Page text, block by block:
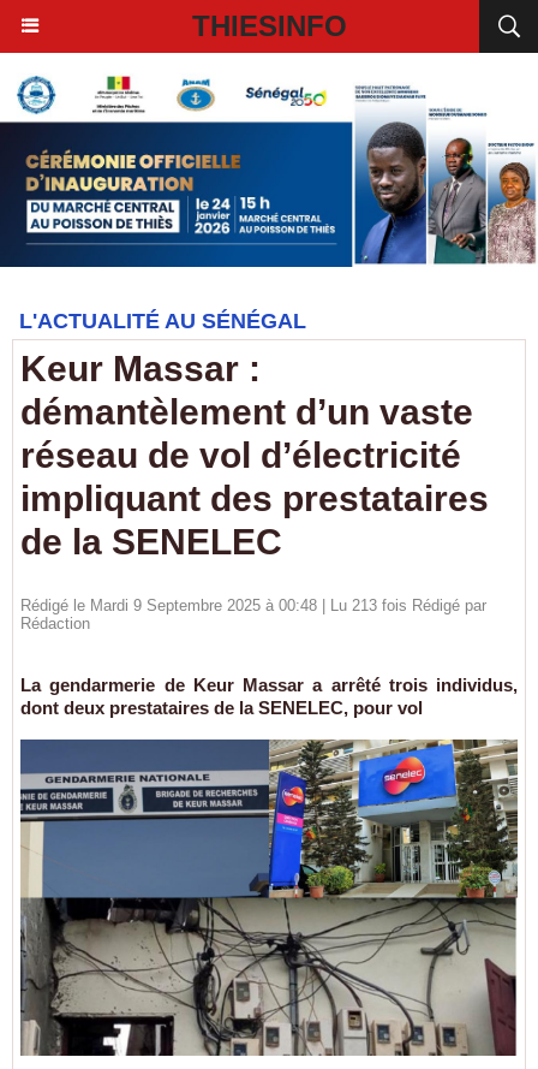
THIESINFO
L'ACTUALITÉ AU SÉNÉGAL
Keur Massar :
démantèlement d’un vaste
réseau de vol d’électricité
impliquant des prestataires
de la SENELEC
Rédigé le Mardi 9 Septembre 2025 à 00:48 | Lu 213 fois Rédigé par
Rédaction
La gendarmerie de Keur Massar a arrêté trois individus,
dont deux prestataires de la SENELEC, pour vol